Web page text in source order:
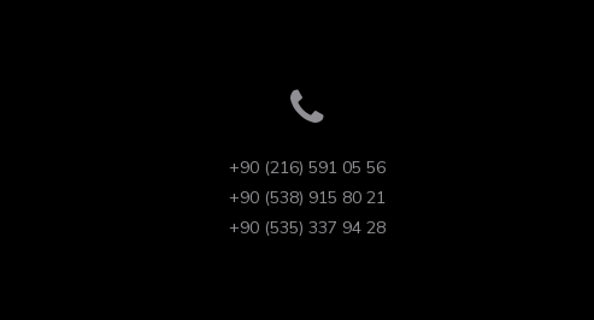
+90 (216) 591 05 56
+90 (538) 915 80 21
+90 (535) 337 94 28